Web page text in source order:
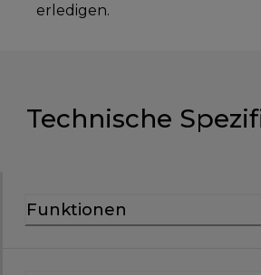
erledigen.
Technische
Funktionen